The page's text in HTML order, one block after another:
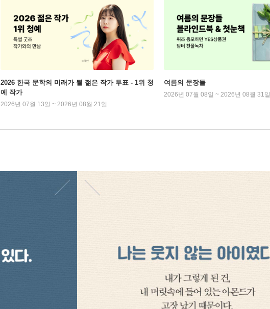
2026 한국 문학의 미래가 될 젊은 작가 투표 - 1위 청
예 작가
2026년 07월 13일 ~ 2026년 08월 21일
여름의 문장들
2026년 07월 08일 ~ 2026년 08월 31일